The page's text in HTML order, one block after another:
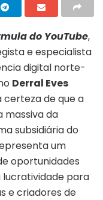
do YouTube,
e especialista
digital norte-
Derral Eves
certeza de que a
massiva da
subsidiária do
um
oportunidades
para
e criadores de